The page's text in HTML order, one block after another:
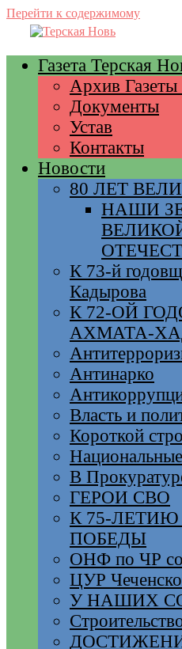
Перейти к содержимому
Газета Терская
Архив Газеты
Документы
Устав
Контакты
Новости
80 ЛЕТ
НАШИ
К 73-й
Кадырова
К 72-ОЙ
АХМАТА-
Антинарко
Власть и
Короткой
В
ГЕРОИ СВО
К 75-
ПОБЕДЫ
ОНФ по ЧР
ЦУР
У НАШИХ